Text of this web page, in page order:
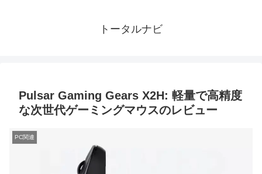
トータルナビ
Pulsar Gaming Gears X2H: 軽量で高精度
な次世代ゲーミングマウスのレビュー
PC関連